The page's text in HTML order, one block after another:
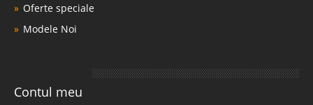
Oferte speciale
Modele Noi
Contul meu